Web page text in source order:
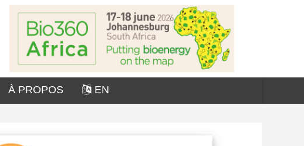
À PROPOS EN